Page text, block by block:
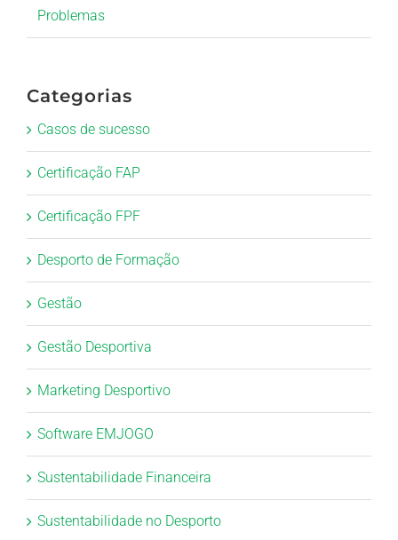
Problemas
Categorias
Casos de sucesso
Certificação FAP
Certificação FPF
Desporto de Formação
Gestão
Gestão Desportiva
Marketing Desportivo
Software EMJOGO
Sustentabilidade Financeira
Sustentabilidade no Desporto